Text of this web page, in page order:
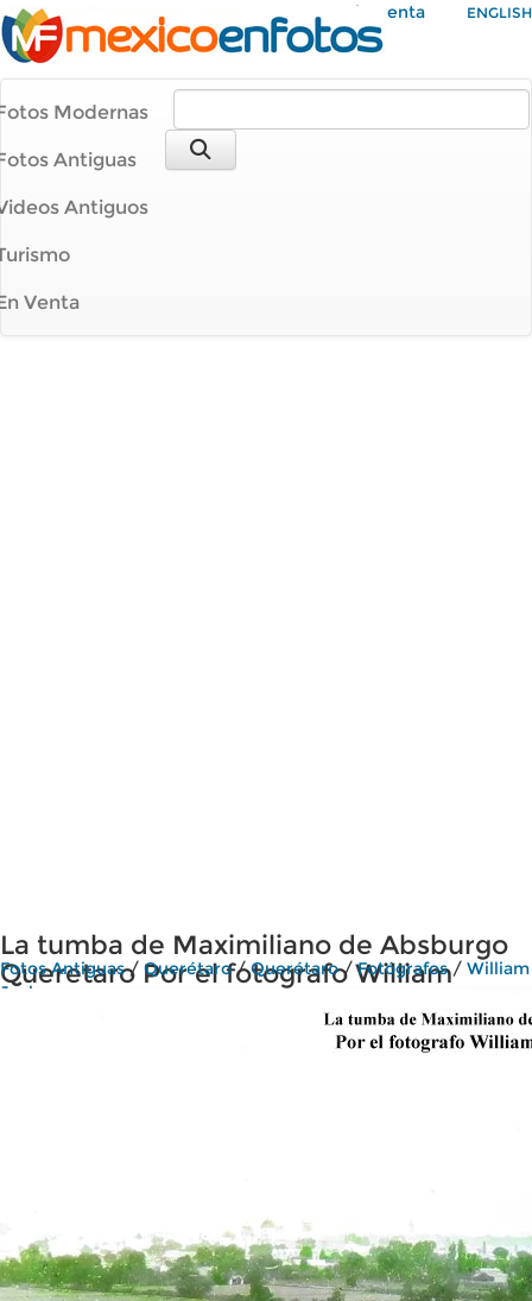
Mi Cuenta ENGLISH
Modernas
Antiguas
Antiguos
Venta
La tumba de Maximiliano de Absburgo
Queretaro Por el fotografo William
Fotos Antiguas/ Querétaro/Querétaro/Fotógrafos/ William
Jackson